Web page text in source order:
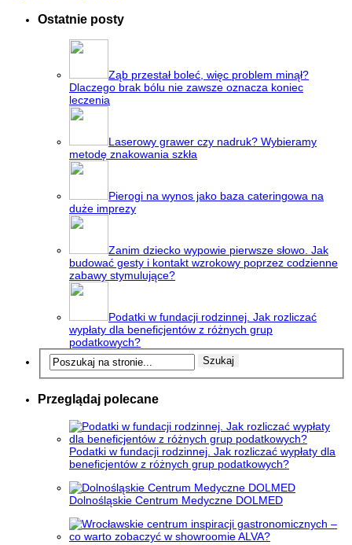
Ostatnie posty
Ząb przestał boleć, więc problem minął?
Dlaczego brak bólu nie zawsze oznacza koniec
leczenia
Laserowy grawer czy nadruk? Wybieramy
metodę znakowania szkła
Pierogi na wynos jako baza cateringowa na
duże imprezy
Zanim dziecko wypowie pierwsze słowo. Jak
budować gesty i kontakt wzrokowy poprzez codzienne
zabawy stymulujące?
Podatki w fundacji rodzinnej. Jak rozliczać
wypłaty dla beneficjentów z różnych grup
podatkowych?
Przeglądaj polecane
Podatki w fundacji rodzinnej. Jak rozliczać wypłaty dla
beneficjentów z różnych grup podatkowych?
Dolnośląskie Centrum Medyczne DOLMED